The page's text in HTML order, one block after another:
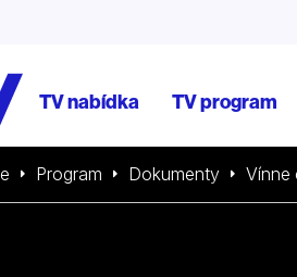
TV nabídka TV program
Program Dokumenty Vínne